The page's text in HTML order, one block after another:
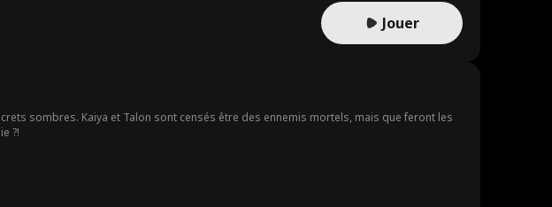
Jouer
sombres. Kaiya et Talon sont censés être des ennemis mortels, mais que feront les
?!